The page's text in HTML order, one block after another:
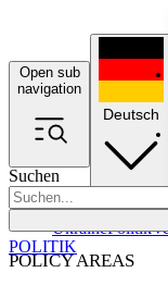
Open sub
navigation
Suchen
POLICY AREAS
UkrainePolitik
Deutsch
POLITIK